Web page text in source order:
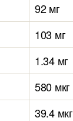
92 мг
103 мг
1.34 мг
580 мкг
39.4 мкг